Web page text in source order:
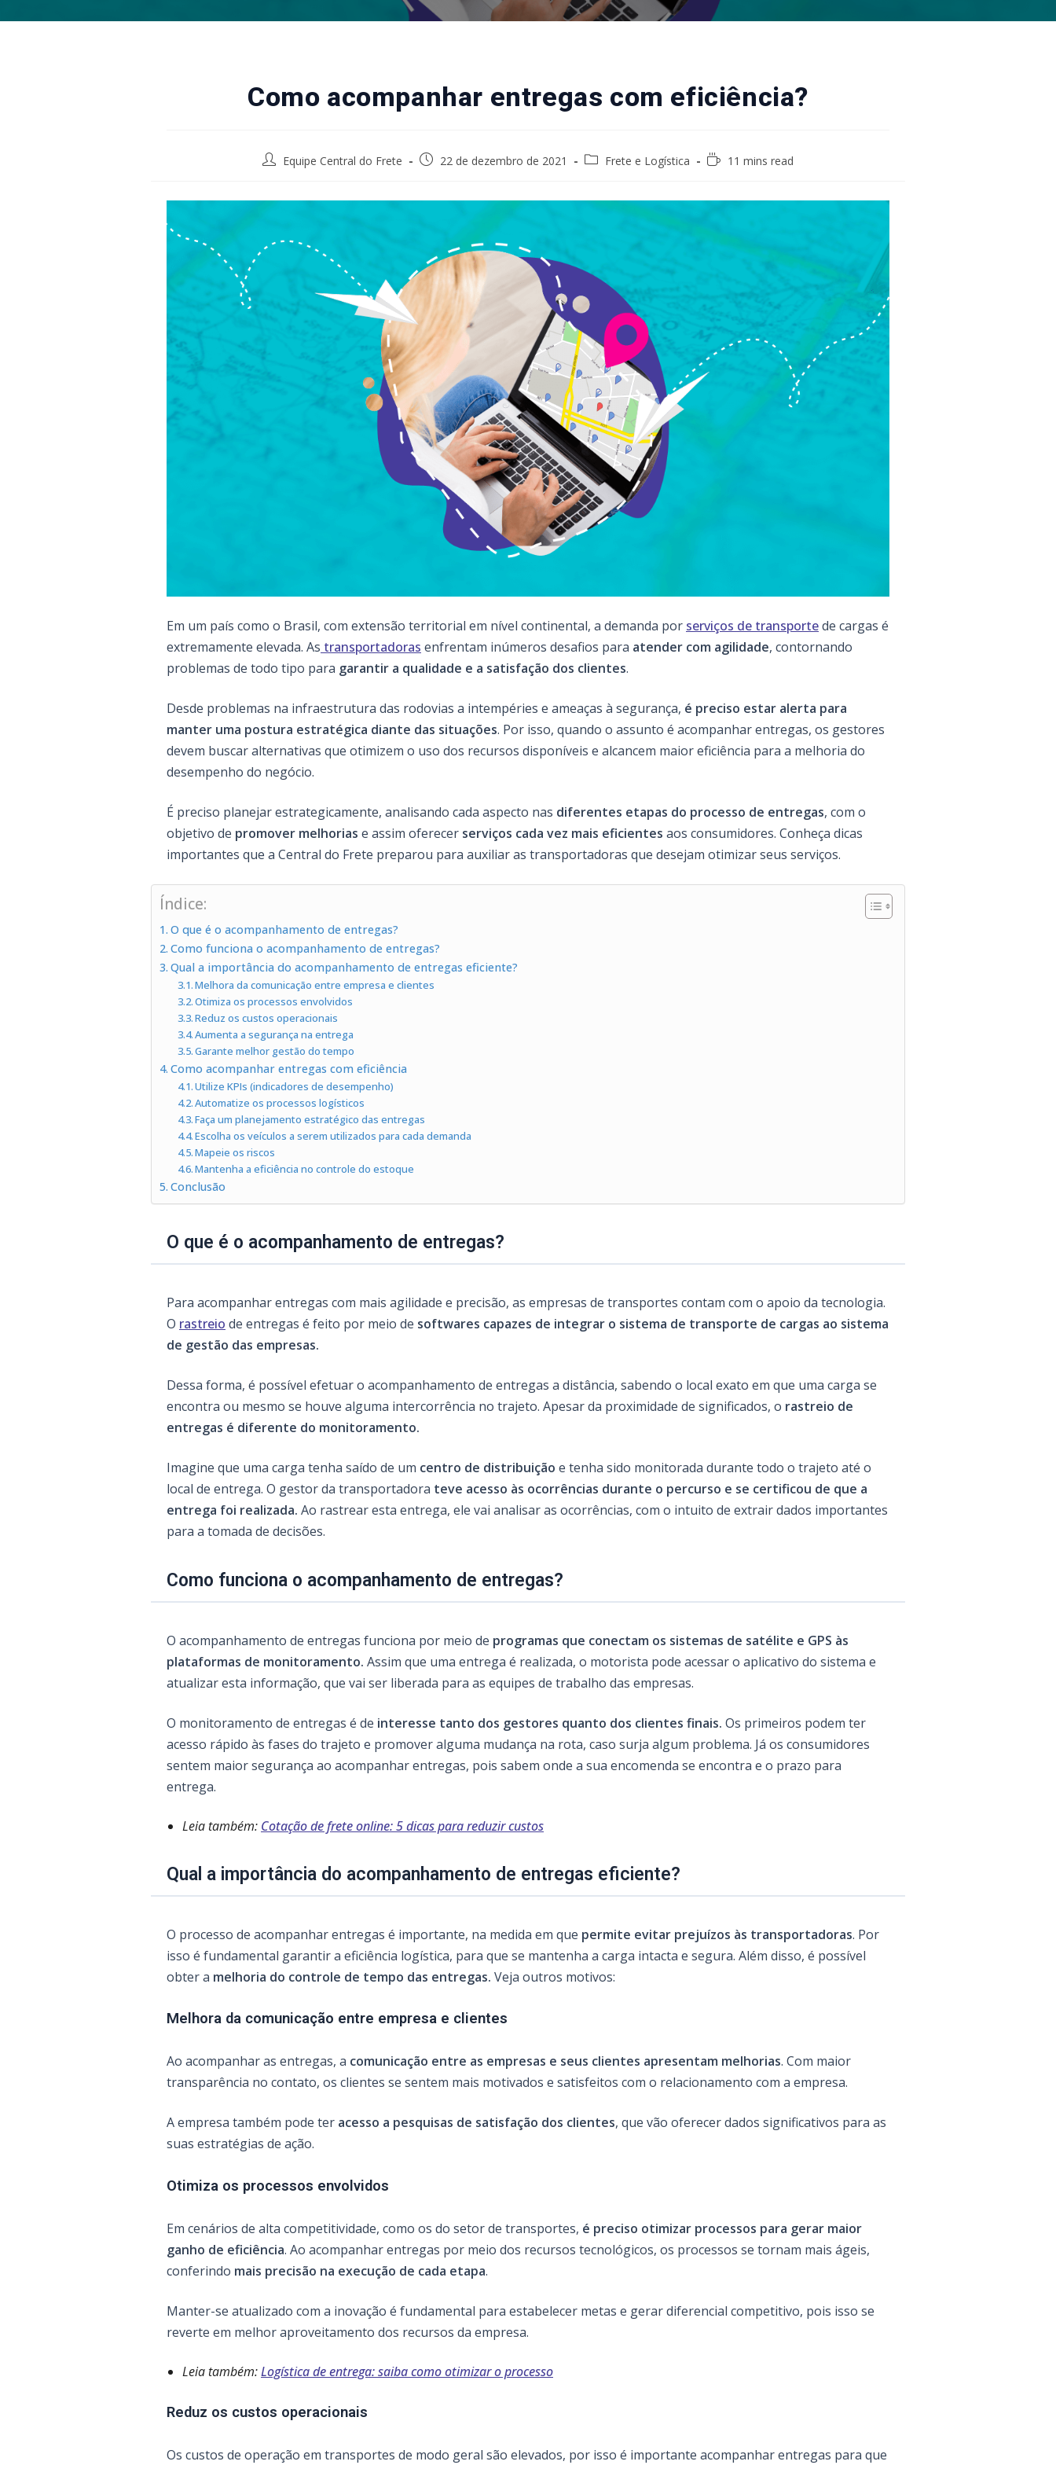
Como acompanhar entregas com eficiência?
PostEquipe Central do Frete
Post22 de dezembro de 2021
PostFrete e Logística
Reading11 mins read
Em um país como o Brasil, com extensão territorial em nível continental, a demanda por serviços de transportede cargas é
extremamente elevada. As transportadoras enfrentam inúmeros desafios para atender com agilidade, contornando
problemas de todo tipo para garantir a qualidade e a satisfação dos clientes.
Desde problemas na infraestrutura das rodovias a intempéries e ameaças à segurança, é preciso estar alerta para
manter uma postura estratégica diante das situações. Por isso, quando o assunto é acompanhar entregas, os gestores
devem buscar alternativas que otimizem o uso dos recursos disponíveis e alcancem maior eficiência para a melhoria do
desempenho do negócio.
É preciso planejar estrategicamente, analisando cada aspecto nas diferentes etapas do processo de entregas, com o
objetivo de promover melhorias e assim oferecer serviços cada vez mais eficientes aos consumidores. Conheça dicas
importantes que a Central do Frete preparou para auxiliar as transportadoras que desejam otimizar seus serviços.
Índice:
O que é o acompanhamento de entregas?
Como funciona o acompanhamento de entregas?
Qual a importância do acompanhamento de entregas eficiente?
Melhora da comunicação entre empresa e clientes
Otimiza os processos envolvidos
Reduz os custos operacionais
Aumenta a segurança na entrega
Garante melhor gestão do tempo
Como acompanhar entregas com eficiência
Utilize KPIs (indicadores de desempenho)
Automatize os processos logísticos
Faça um planejamento estratégico das entregas
Escolha os veículos a serem utilizados para cada demanda
Mapeie os riscos
Mantenha a eficiência no controle do estoque
Conclusão
O que é o acompanhamento de entregas?
Para acompanhar entregas com mais agilidade e precisão, as empresas de transportes contam com o apoio da tecnologia.
O rastreio de entregas é feito por meio de softwares capazes de integrar o sistema de transporte de cargas ao sistema
de gestão das empresas.
Dessa forma, é possível efetuar o acompanhamento de entregas a distância, sabendo o local exato em que uma carga se
encontra ou mesmo se houve alguma intercorrência no trajeto. Apesar da proximidade de significados, o rastreio de
entregas é diferente do monitoramento.
Imagine que uma carga tenha saído de um centro de distribuição e tenha sido monitorada durante todo o trajeto até o
local de entrega. O gestor da transportadora teve acesso às ocorrências durante o percurso e se certificou de que a
entrega foi realizada. Ao rastrear esta entrega, ele vai analisar as ocorrências, com o intuito de extrair dados importantes
para a tomada de decisões.
Como funciona o acompanhamento de entregas?
O acompanhamento de entregas funciona por meio de programas que conectam os sistemas de satélite e GPS às
plataformas de monitoramento. Assim que uma entrega é realizada, o motorista pode acessar o aplicativo do sistema e
atualizar esta informação, que vai ser liberada para as equipes de trabalho das empresas.
O monitoramento de entregas é de interesse tanto dos gestores quanto dos clientes finais. Os primeiros podem ter
acesso rápido às fases do trajeto e promover alguma mudança na rota, caso surja algum problema. Já os consumidores
sentem maior segurança ao acompanhar entregas, pois sabem onde a sua encomenda se encontra e o prazo para
entrega.
Leia também: Cotação de frete online: 5 dicas para reduzir custos
Qual a importância do acompanhamento de entregas eficiente?
O processo de acompanhar entregas é importante, na medida em que permite evitar prejuízos às transportadoras. Por
isso é fundamental garantir a eficiência logística, para que se mantenha a carga intacta e segura. Além disso, é possível
obter a melhoria do controle de tempo das entregas. Veja outros motivos:
Melhora da comunicação entre empresa e clientes
Ao acompanhar as entregas, a comunicação entre as empresas e seus clientes apresentam melhorias. Com maior
transparência no contato, os clientes se sentem mais motivados e satisfeitos com o relacionamento com a empresa.
A empresa também pode ter acesso a pesquisas de satisfação dos clientes, que vão oferecer dados significativos para as
suas estratégias de ação.
Otimiza os processos envolvidos
Em cenários de alta competitividade, como os do setor de transportes, é preciso otimizar processos para gerar maior
ganho de eficiência. Ao acompanhar entregas por meio dos recursos tecnológicos, os processos se tornam mais ágeis,
conferindo mais precisão na execução de cada etapa.
Manter-se atualizado com a inovação é fundamental para estabelecer metas e gerar diferencial competitivo, pois isso se
reverte em melhor aproveitamento dos recursos da empresa.
Leia também:Logística de entrega: saiba como otimizar o processo
Reduz os custos operacionais
Os custos de operação em transportes de modo geral são elevados, por isso é importante acompanhar entregas para que